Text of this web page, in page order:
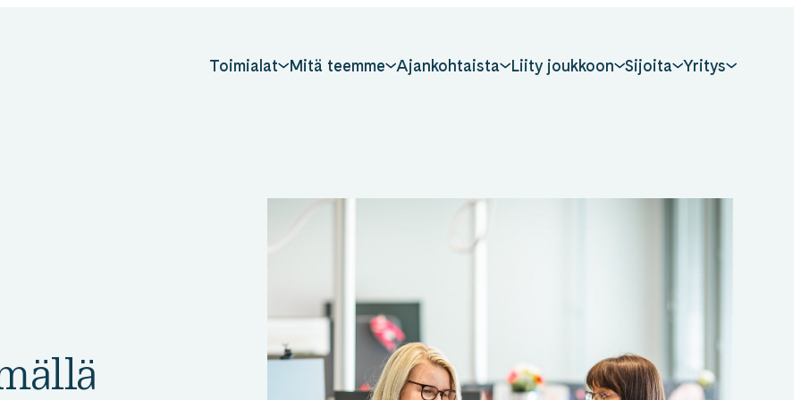
Toimialat Mitä teemme Ajankohtaista Liity joukkoon Sijoita Yritys